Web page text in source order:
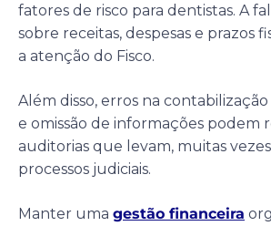
fatores de risco para dentistas. A
sobre receitas, despesas e prazos
a atenção do Fisco.
Além disso, erros na
e omissão de informações podem
auditorias que levam, muitas
processos judiciais.
Manter uma gestão financeira